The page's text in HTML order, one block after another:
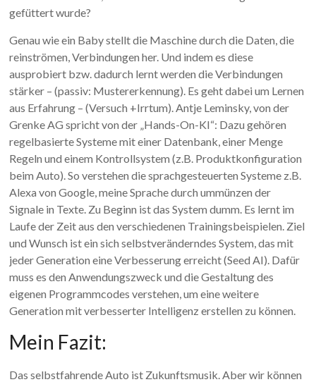
gefüttert wurde?
Genau wie ein Baby stellt die Maschine durch die Daten, die
reinströmen, Verbindungen her. Und indem es diese
ausprobiert bzw. dadurch lernt werden die Verbindungen
stärker – (passiv: Mustererkennung). Es geht dabei um Lernen
aus Erfahrung – (Versuch +Irrtum). Antje Leminsky, von der
Grenke AG spricht von der „Hands-On-KI“: Dazu gehören
regelbasierte Systeme mit einer Datenbank, einer Menge
Regeln und einem Kontrollsystem (z.B. Produktkonfiguration
beim Auto). So verstehen die sprachgesteuerten Systeme z.B.
Alexa von Google, meine Sprache durch ummünzen der
Signale in Texte. Zu Beginn ist das System dumm. Es lernt im
Laufe der Zeit aus den verschiedenen Trainingsbeispielen. Ziel
und Wunsch ist ein sich selbstveränderndes System, das mit
jeder Generation eine Verbesserung erreicht (Seed AI). Dafür
muss es den Anwendungszweck und die Gestaltung des
eigenen Programmcodes verstehen, um eine weitere
Generation mit verbesserter Intelligenz erstellen zu können.
Mein Fazit:
Das selbstfahrende Auto ist Zukunftsmusik. Aber wir können